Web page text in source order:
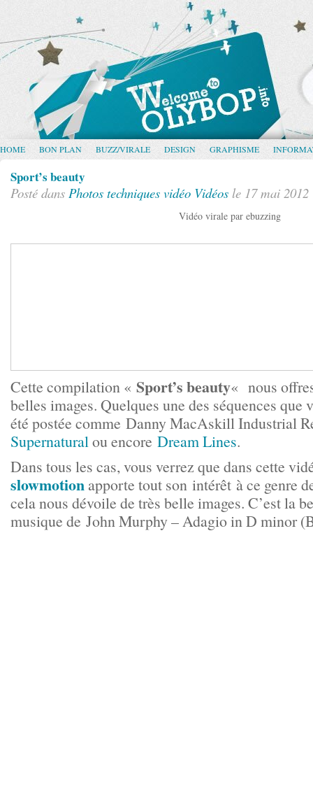
HOME BON PLAN BUZZ/VIRALE DESIGN GRAPHISME
Sport’s beauty
Posté dans Photos techniques vidéo Vidéos le 17 mai 2012
Vidéo virale par ebuzzing
Cette compilation « Sport’s beauty« nous
belles images. Quelques une des séquences que
été postée comme Danny MacAskill Industrial
Supernaturalou encore Dream Lines.
Dans tous les cas, vous verrez que dans cette
slowmotion apporte tout son intérêt à ce genre
cela nous dévoile de très belle images. C’est la
musique de John Murphy – Adagio in D minor